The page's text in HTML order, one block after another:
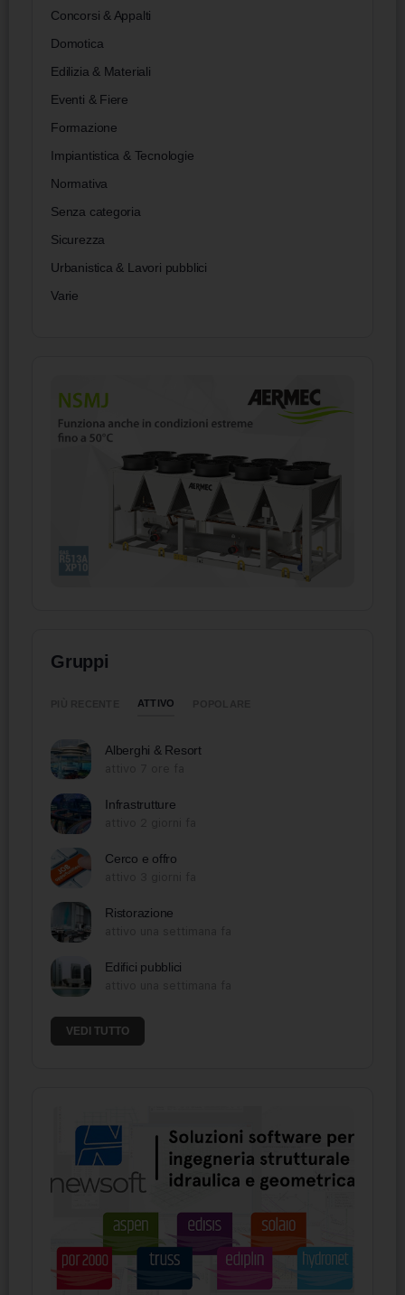
Concorsi & Appalti
Domotica
Edilizia & Materiali
Eventi & Fiere
Formazione
Impiantistica & Tecnologie
Normativa
Senza categoria
Sicurezza
Urbanistica & Lavori pubblici
Varie
Gruppi
ATTIVO
Alberghi & Resort
Infrastrutture
Cerco e offro
Ristorazione
Edifici pubblici
VEDI TUTTO